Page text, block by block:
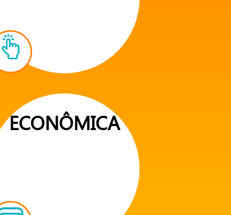
ECONÔMICA